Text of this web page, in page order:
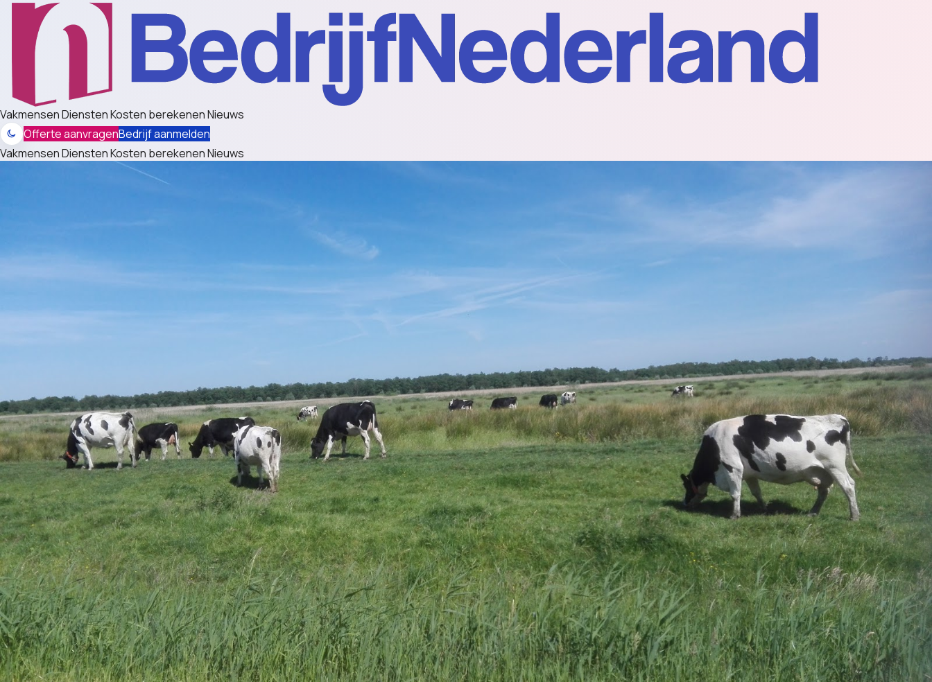
VakmensenDienstenKosten berekenenNieuws
Offerte aanvragenBedrijf aanmelden
VakmensenDienstenKosten berekenenNieuws